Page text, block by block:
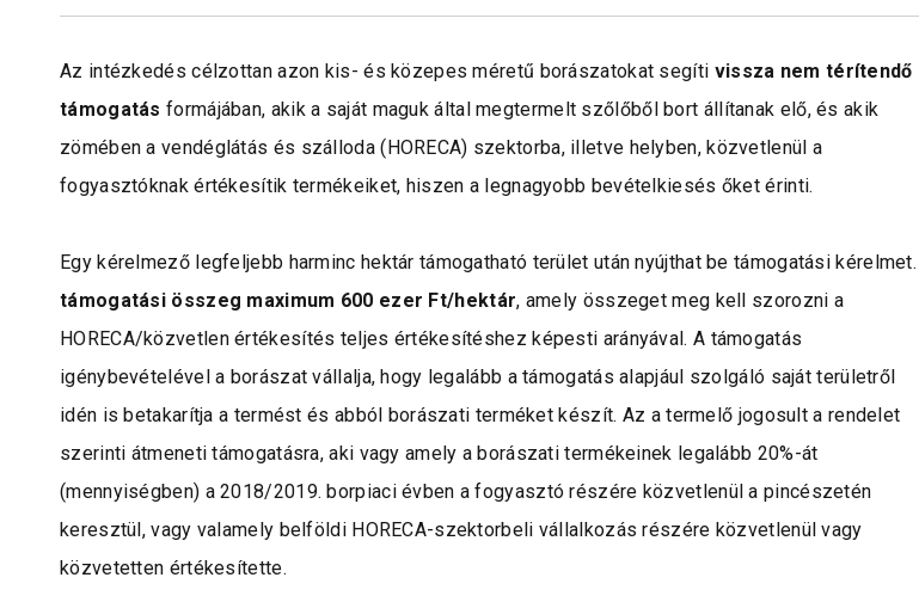
Az intézkedés célzottan azon kis- és közepes méretű borászatokat segíti vissza nem térítendő
támogatásformájában, akik a saját maguk által megtermelt szőlőből bort állítanak elő, és akik
zömében a vendéglátás és szálloda (HORECA) szektorba, illetve helyben, közvetlenül a
fogyasztóknak értékesítik termékeiket, hiszen a legnagyobb bevételkiesés őket érinti.
Egy kérelmező legfeljebb harminc hektár támogatható terület után nyújthat be támogatási kérelmet.
támogatási összeg maximum 600 ezer Ft/hektár, amely összeget meg kell szorozni a
HORECA/közvetlen értékesítés teljes értékesítéshez képesti arányával. A támogatás
igénybevételével a borászat vállalja, hogy legalább a támogatás alapjául szolgáló saját területről
idén is betakarítja a termést és abból borászati terméket készít. Az a termelő jogosult a rendelet
szerinti átmeneti támogatásra, aki vagy amely a borászati termékeinek legalább 20%-át
(mennyiségben) a 2018/2019. borpiaci évben a fogyasztó részére közvetlenül a pincészetén
keresztül, vagy valamely belföldi HORECA-szektorbeli vállalkozás részére közvetlenül vagy
közvetetten értékesítette.
2025-09-09
Az MSB Zrt.
Projektmenedzser
Jelentkezési határidő 2025. szeptember 30.
TOVÁBB
„Élelmiszeripari és
üzemek fejlesztésének